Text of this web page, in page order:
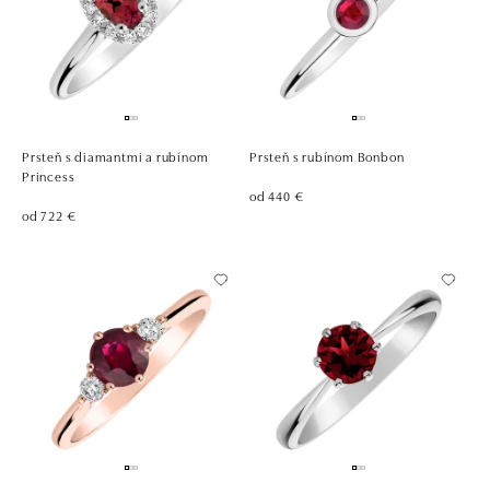
Prsteň s diamantmi a rubínom
Princess
od 722 €
Prsteň s rubínom Bonbon
od 440 €